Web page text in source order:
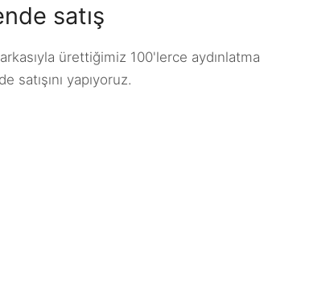
satış
ürettiğimiz 100'lerce aydınlatma
satışını yapıyoruz.